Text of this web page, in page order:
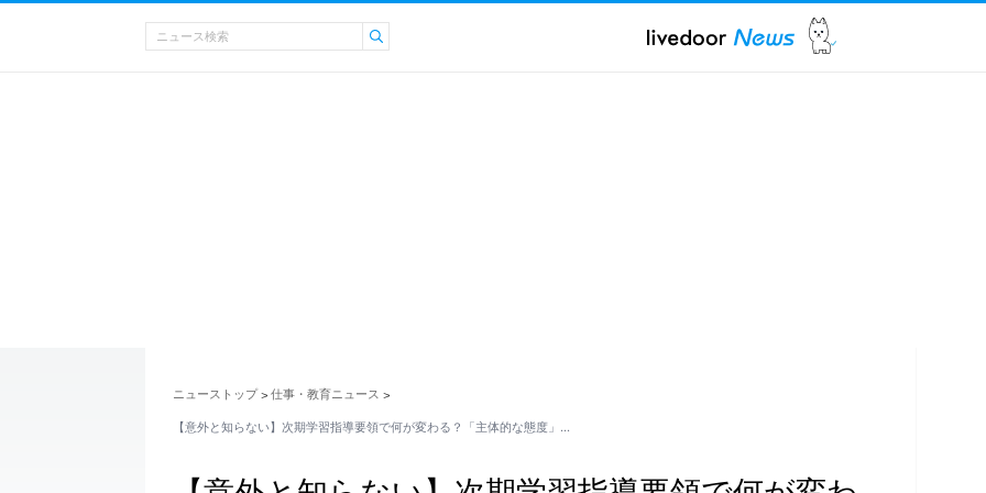
ニューストップ > 仕事・教育ニュース >
【意外と知らない】次期学習指導要領で何が変わる？「主体的な態度」…